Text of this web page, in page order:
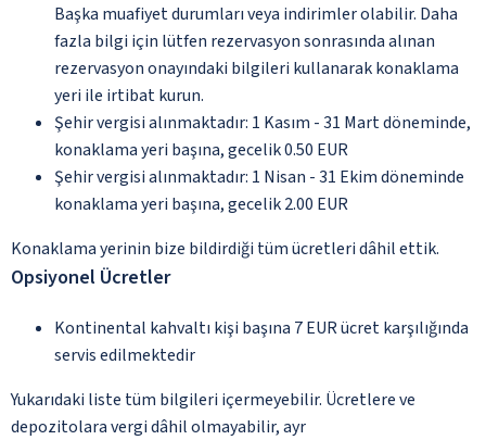
Başka muafiyet durumları veya indirimler olabilir. Daha
fazla bilgi için lütfen rezervasyon sonrasında alınan
rezervasyon onayındaki bilgileri kullanarak konaklama
yeri ile irtibat kurun.
Şehir vergisi alınmaktadır: 1 Kasım - 31 Mart döneminde,
konaklama yeri başına, gecelik 0.50 EUR
Şehir vergisi alınmaktadır: 1 Nisan - 31 Ekim döneminde
konaklama yeri başına, gecelik 2.00 EUR
Konaklama yerinin bize bildirdiği tüm ücretleri dâhil ettik.
Opsiyonel Ücretler
Kontinental kahvaltı kişi başına 7 EUR ücret karşılığında
servis edilmektedir
Yukarıdaki liste tüm bilgileri içermeyebilir. Ücretlere ve
depozitolara vergi dâhil olmayabilir, ayr